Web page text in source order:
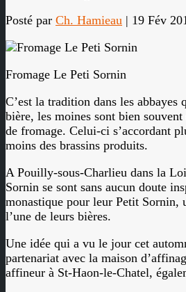
Posté par Ch. Hamieau | 19 Fév
Fromage Le Peti Sornin
C’est la tradition dans les abbayes
bière, les moines sont bien
de fromage. Celui-ci s’accordant
moins des brassins produits.
A Pouilly-sous-Charlieu dans la
Sornin se sont sans aucun doute
monastique pour leur Petit Sornin,
l’une de leurs bières.
Une idée qui a vu le jour cet
partenariat avec la maison
affineur à St-Haon-le-Chatel,